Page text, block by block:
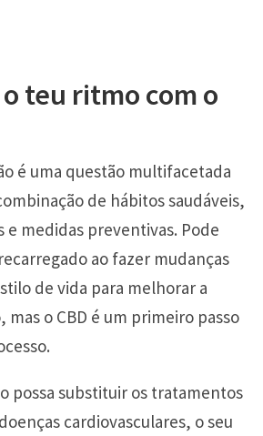
teu ritmo com o
é uma questão multifacetada
de hábitos saudáveis,
e medidas preventivas. Pode
ao fazer mudanças
de vida para melhorar a
mas o CBD é um primeiro passo
possa substituir os tratamentos
cardiovasculares, o seu